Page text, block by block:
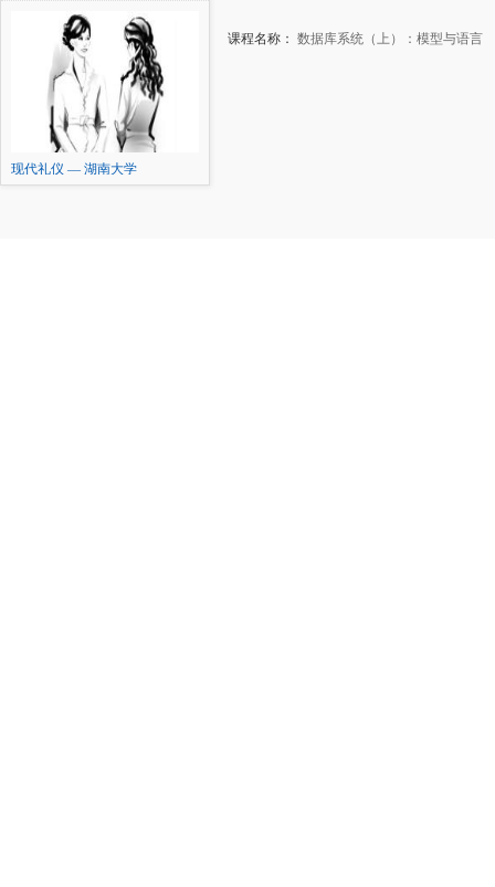
现代礼仪 — 湖南大学
课程名称： 数据库系统（上）：模型与语言